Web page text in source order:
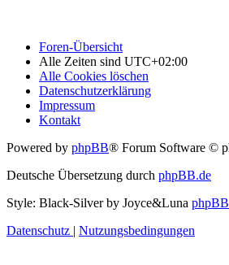
Foren-Übersicht
Alle Zeiten sind UTC+02:00
Alle Cookies löschen
Datenschutzerklärung
Impressum
Kontakt
Powered by phpBB® Forum Software ©
Deutsche Übersetzung durch phpBB.de
Style: Black-Silver by Joyce&Luna
Datenschutz | Nutzungsbedingungen